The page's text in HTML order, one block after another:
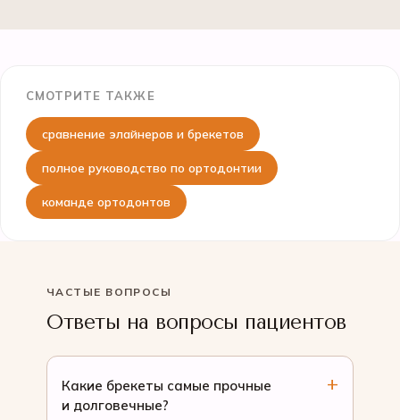
СМОТРИТЕ ТАКЖЕ
сравнение элайнеров и брекетов
полное руководство по ортодонтии
команде ортодонтов
ЧАСТЫЕ ВОПРОСЫ
Ответы на вопросы пациентов
Какие брекеты самые прочные
и долговечные?